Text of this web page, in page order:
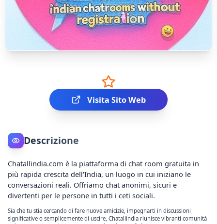
Visita Sito Web
Descrizione
Chatallindia.com è la piattaforma di chat room gratuita in
più rapida crescita dell'India, un luogo in cui iniziano le
conversazioni reali. Offriamo chat anonimi, sicuri e
divertenti per le persone in tutti i ceti sociali.
Sia che tu stia cercando di fare nuove amicizie, impegnarti in discussioni
significative o semplicemente di uscire, Chatallindia riunisce vibranti comunità